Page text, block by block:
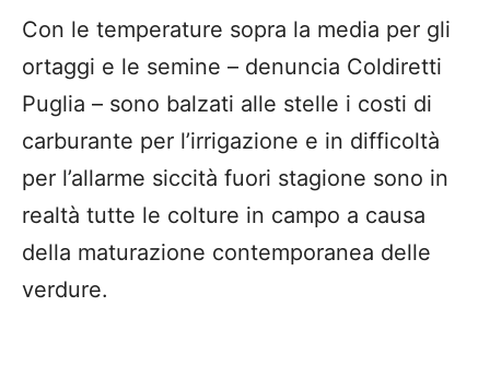
Con le temperature sopra la media per gli
ortaggi e le semine – denuncia Coldiretti
Puglia – sono balzati alle stelle i costi di
carburante per l’irrigazione e in difficoltà
per l’allarme siccità fuori stagione sono in
realtà tutte le colture in campo a causa
della maturazione contemporanea delle
verdure.